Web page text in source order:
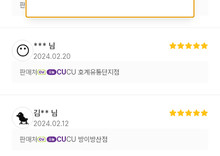
판매처
😶 *** 님
2024.02.20
판매처 CUCU 호계유통단지점
🐤 김** 님
2024.02.12
판매처 CUCU 방이방산점